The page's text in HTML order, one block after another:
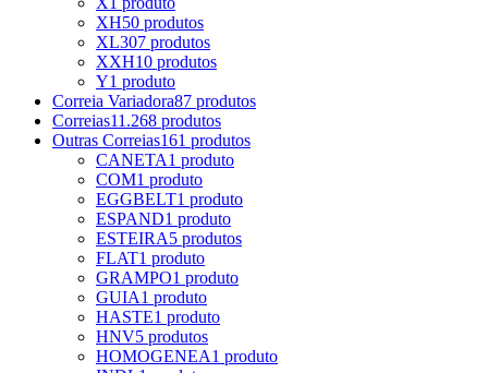
XH50 produtos
XL307 produtos
XXH10 produtos
Y1 produto
Correia Variadora87 produtos
Correias11.268 produtos
Outras Correias161 produtos
CANETA1 produto
COM1 produto
EGGBELT1 produto
ESPAND1 produto
ESTEIRA5 produtos
FLAT1 produto
GRAMPO1 produto
GUIA1 produto
HASTE1 produto
HNV5 produtos
HOMOGENEA1 produto